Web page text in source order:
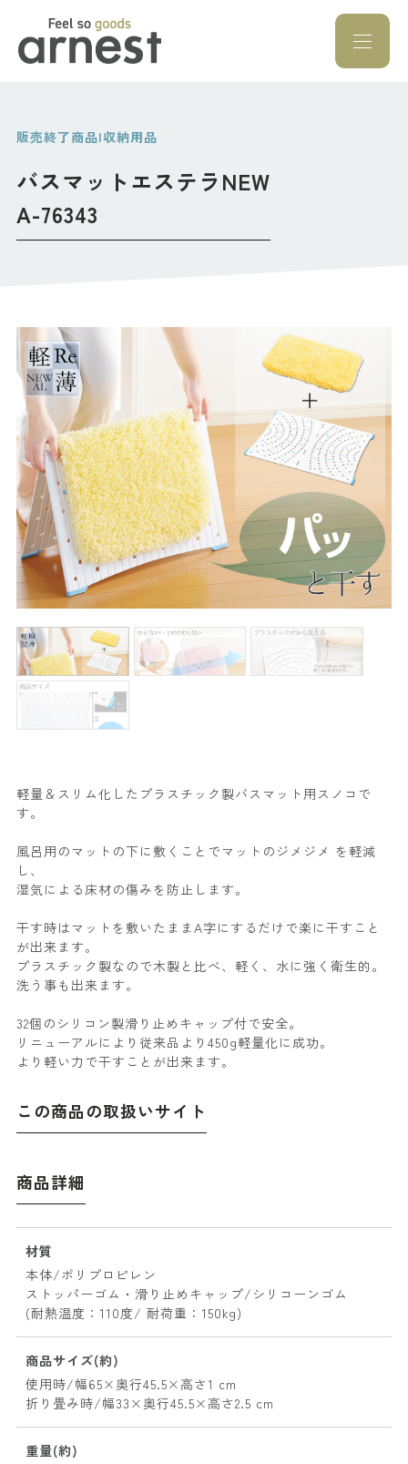
Feel so goods
販売終了商品|収納用品
バスマットエステラNEW
A-76343
軽量＆スリム化したプラスチック製バスマット用スノコで
す。
風呂用のマットの下に敷くことでマットのジメジメ を軽減
し、
湿気による床材の傷みを防止します。
干す時はマットを敷いたままA字にするだけで楽に干すこと
が出来ます。
プラスチック製なので木製と比べ、軽く、水に強く衛生的。
洗う事も出来ます。
32個のシリコン製滑り止めキャップ付で安全。
リニューアルにより従来品より450g軽量化に成功。
より軽い力で干すことが出来ます。
この商品の取扱いサイト
商品詳細
材質
本体/ポリプロピレン
ストッパーゴム・滑り止めキャップ/シリコーンゴム
(耐熱温度：110度/ 耐荷重：150kg)
商品サイズ(約)
使用時/幅65×奥行45.5×高さ1 cm
折り畳み時/幅33×奥行45.5×高さ2.5 cm
重量(約)